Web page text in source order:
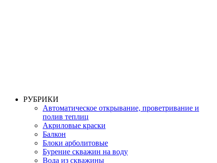
РУБРИКИ
Автоматическое открывание, проветривание и
полив теплиц
Акриловые краски
Балкон
Блоки арболитовые
Бурение скважин на воду
Вода из скважины